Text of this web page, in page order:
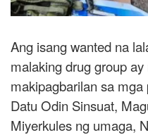
Ang isang wanted na
malaking drug group
makipagbarilan sa mga
Datu Odin Sinsuat,
Miyerkules ng umaga,